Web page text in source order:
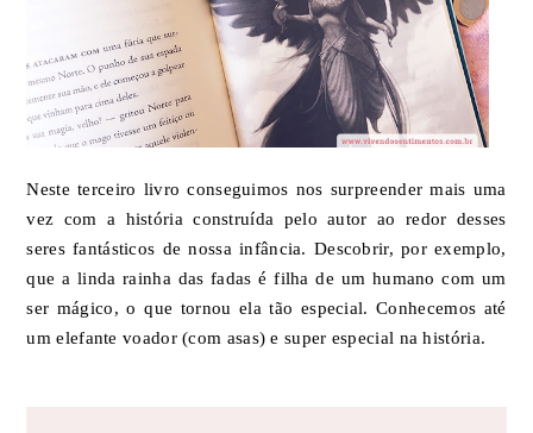
Neste terceiro livro conseguimos nos surpreender mais uma
vez com a história construída pelo autor ao redor desses
seres fantásticos de nossa infância. Descobrir, por exemplo,
que a linda rainha das fadas é filha de um humano com um
ser mágico, o que tornou ela tão especial. Conhecemos até
um elefante voador (com asas) e super especial na história.